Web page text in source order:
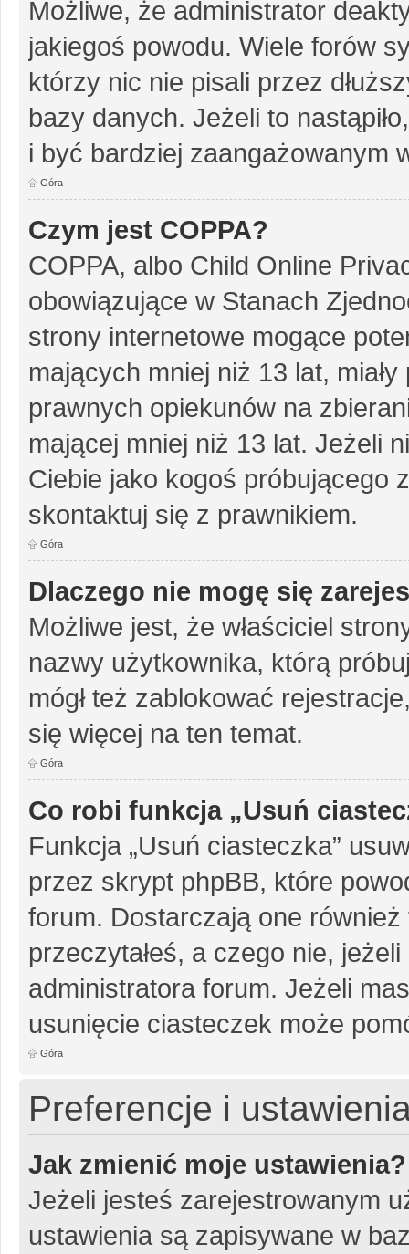
Możliwe, że administrator
jakiegoś powodu. Wiele forów
którzy nic nie pisali przez
bazy danych. Jeżeli to
i być bardziej zaangażowanym
Góra
Czym jest COPPA?
COPPA, albo Child Online
obowiązujące w Stanach
strony internetowe mogące
mających mniej niż 13 lat,
prawnych opiekunów na
mającej mniej niż 13 lat. Jeżeli
Ciebie jako kogoś próbującego
skontaktuj się z prawnikiem.
Góra
Dlaczego nie mogę się
Możliwe jest, że właściciel
nazwy użytkownika, którą
mógł też zablokować
się więcej na ten temat.
Góra
Co robi funkcja „Usuń
Funkcja „Usuń ciasteczka”
przez skrypt phpBB, które
forum. Dostarczają one
przeczytałeś, a czego nie,
administratora forum. Jeżeli
usunięcie ciasteczek może
Góra
Preferencje i
Jak zmienić moje ustawienia?
Jeżeli jesteś zarejestrowanym
ustawienia są zapisywane w